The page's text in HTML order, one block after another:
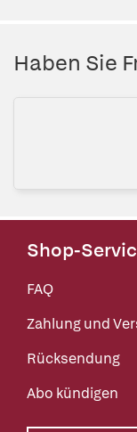
Haben Sie
Shop-
FAQ
Zahlung und
Rücksendung
Abo kündigen